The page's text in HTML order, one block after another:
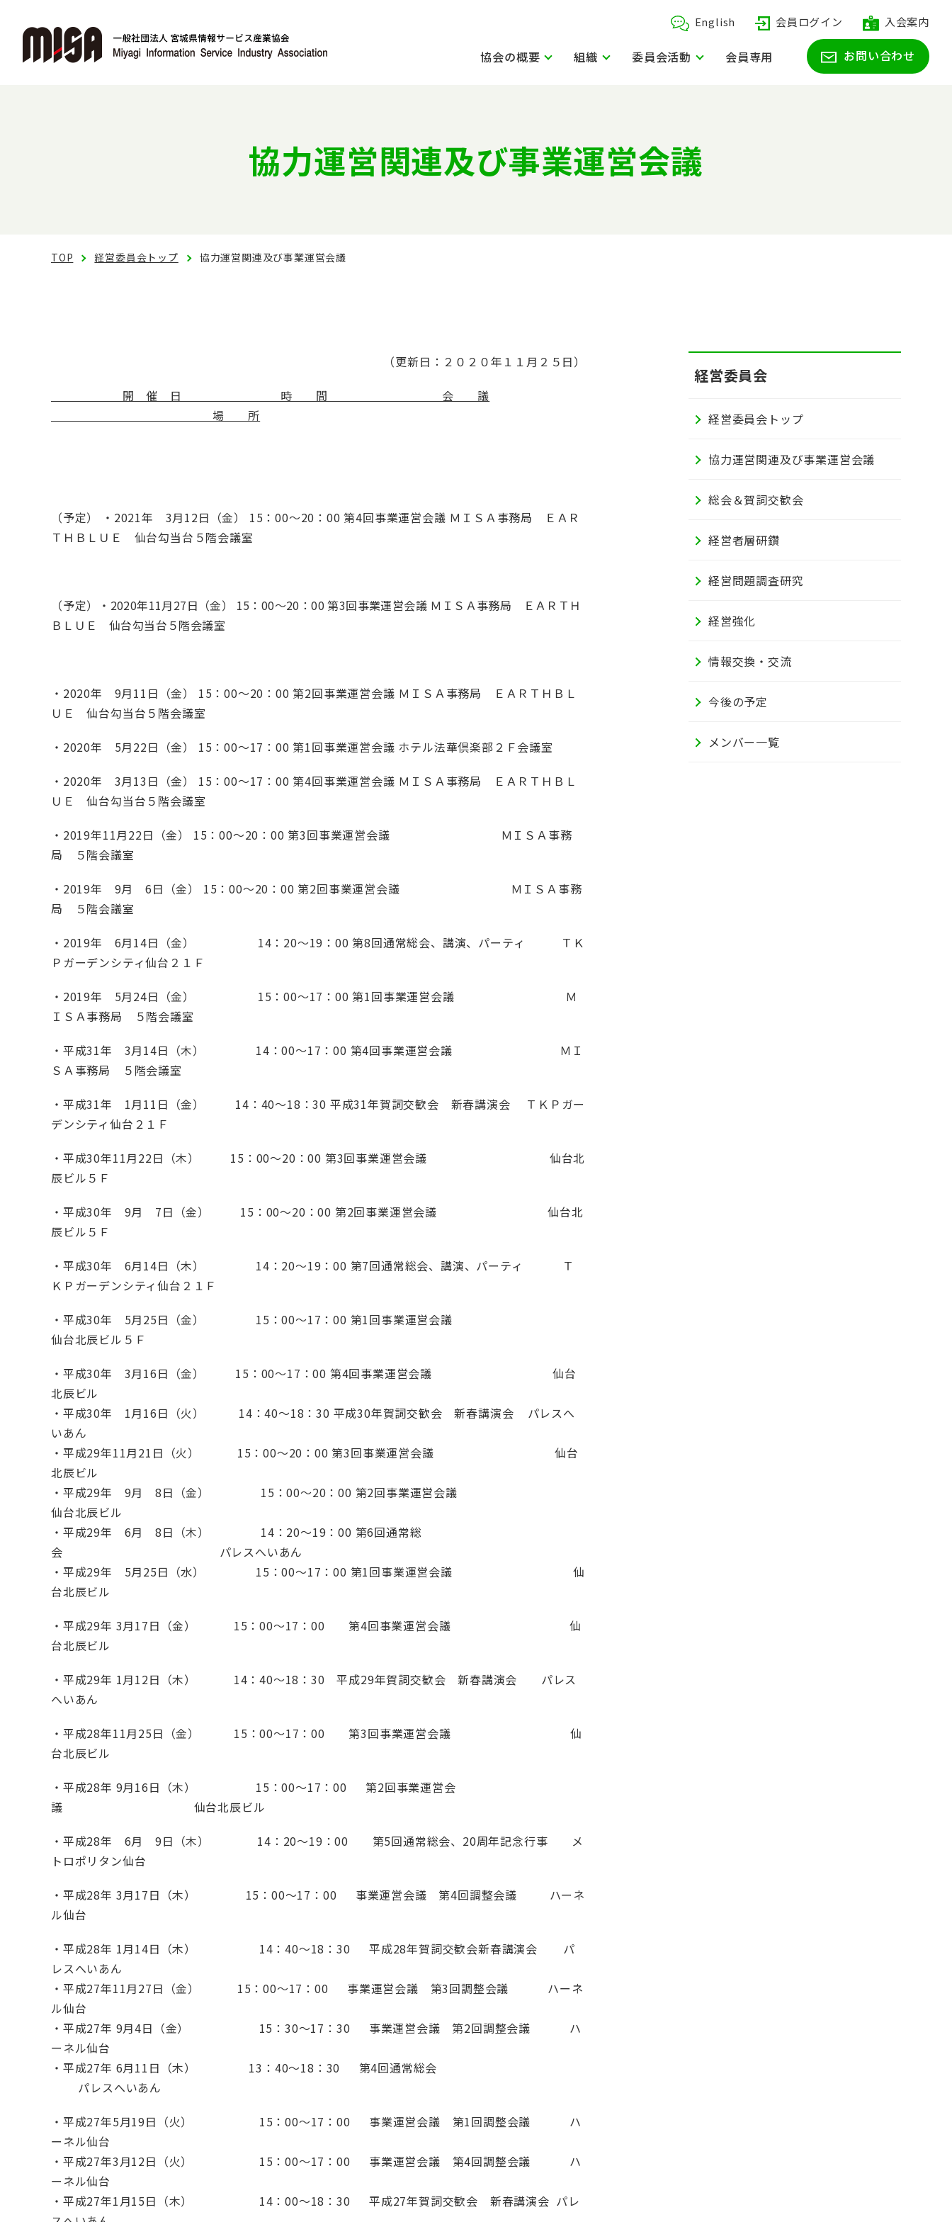
English 会員ログイン 入会案内
協会の概要 組織 委員会活動 会員専用 お問い合わせ
協力運営関連及び事業運営会議
TOP 経営委員会トップ 協力運営関連及び事業運営会議
（更新日：２０２０年１１月２５日）
開 催 日 時 間 会 議
場 所
（予定） ・2021年 3月12日（金） 15：00～20：00 第4回事業運営会議 ＭＩＳＡ事務局 ＥＡＲ
ＴＨＢＬＵＥ 仙台勾当台５階会議室
（予定）
・2020年11月27日（金） 15：00～20：00 第3回事業運営会議 ＭＩＳＡ事務局 ＥＡＲＴＨ
ＢＬＵＥ 仙台勾当台５階会議室
・2020年 9月11日（金） 15：00～20：00 第2回事業運営会議 ＭＩＳＡ事務局 ＥＡＲＴＨＢＬ
ＵＥ 仙台勾当台５階会議室
・2020年 5月22日（金） 15：00～17：00 第1回事業運営会議 ホテル法華倶楽部２Ｆ会議室
・2020年 3月13日（金） 15：00～17：00 第4回事業運営会議 ＭＩＳＡ事務局 ＥＡＲＴＨＢＬ
ＵＥ 仙台勾当台５階会議室
・2019年11月22日（金） 15：00～20：00 第3回事業運営会議 ＭＩＳＡ事務
局 ５階会議室
・2019年 9月 6日（金） 15：00～20：00 第2回事業運営会議 ＭＩＳＡ事務
局 ５階会議室
・2019年 6月14日（金） 14：20～19：00 第8回通常総会、講演、パーティ ＴＫ
Ｐガーデンシティ仙台２１Ｆ
・2019年 5月24日（金） 15：00～17：00 第1回事業運営会議 Ｍ
ＩＳＡ事務局 ５階会議室
・平成31年 3月14日（木） 14：00～17：00 第4回事業運営会議 ＭＩ
ＳＡ事務局 ５階会議室
・平成31年 1月11日（金） 14：40～18：30 平成31年賀詞交歓会 新春講演会 ＴＫＰガー
デンシティ仙台２１Ｆ
・平成30年11月22日（木） 15：00～20：00 第3回事業運営会議 仙台北
辰ビル５Ｆ
・平成30年 9月 7日（金） 15：00～20：00 第2回事業運営会議 仙台北
辰ビル５Ｆ
・平成30年 6月14日（木） 14：20～19：00 第7回通常総会、講演、パーティ Ｔ
ＫＰガーデンシティ仙台２１Ｆ
・平成30年 5月25日（金） 15：00～17：00 第1回事業運営会議
仙台北辰ビル５Ｆ
・平成30年 3月16日（金） 15：00～17：00 第4回事業運営会議 仙台
北辰ビル
・平成30年 1月16日（火） 14：40～18：30 平成30年賀詞交歓会 新春講演会 パレスへ
いあん
・平成29年11月21日（火） 15：00～20：00 第3回事業運営会議 仙台
北辰ビル
・平成29年 9月 8日（金） 15：00～20：00 第2回事業運営会議
仙台北辰ビル
・平成29年 6月 8日（木） 14：20～19：00 第6回通常総
会 パレスへいあん
・平成29年 5月25日（水） 15：00～17：00 第1回事業運営会議 仙
台北辰ビル
・平成29年 3月17日（金） 15：00～17：00 第4回事業運営会議 仙
台北辰ビル
・平成29年 1月12日（木） 14：40～18：30 平成29年賀詞交歓会 新春講演会 パレス
へいあん
・平成28年11月25日（金） 15：00～17：00 第3回事業運営会議 仙
台北辰ビル
・平成28年 9月16日（木） 15：00～17：00 第2回事業運営会
議 仙台北辰ビル
・平成28年 6月 9日（木） 14：20～19：00 第5回通常総会、20周年記念行事 メ
トロポリタン仙台
・平成28年 3月17日（木） 15：00～17：00 事業運営会議 第4回調整会議 ハーネ
ル仙台
・平成28年 1月14日（木） 14：40～18：30 平成28年賀詞交歓会新春講演会 パ
レスへいあん
・平成27年11月27日（金） 15：00～17：00 事業運営会議 第3回調整会議 ハーネ
ル仙台
・平成27年 9月4日（金） 15：30～17：30 事業運営会議 第2回調整会議 ハ
ーネル仙台
・平成27年 6月11日（木） 13：40～18：30 第4回通常総会
パレスへいあん
・平成27年5月19日（火） 15：00～17：00 事業運営会議 第1回調整会議 ハ
ーネル仙台
・平成27年3月12日（火） 15：00～17：00 事業運営会議 第4回調整会議 ハ
ーネル仙台
・平成27年1月15日（木） 14：00～18：30 平成27年賀詞交歓会 新春講演会 パレ
経営委員会
経営委員会トップ
協力運営関連及び事業運営会議
総会＆賀詞交歓会
経営者層研鑽
経営問題調査研究
経営強化
情報交換・交流
今後の予定
メンバー一覧